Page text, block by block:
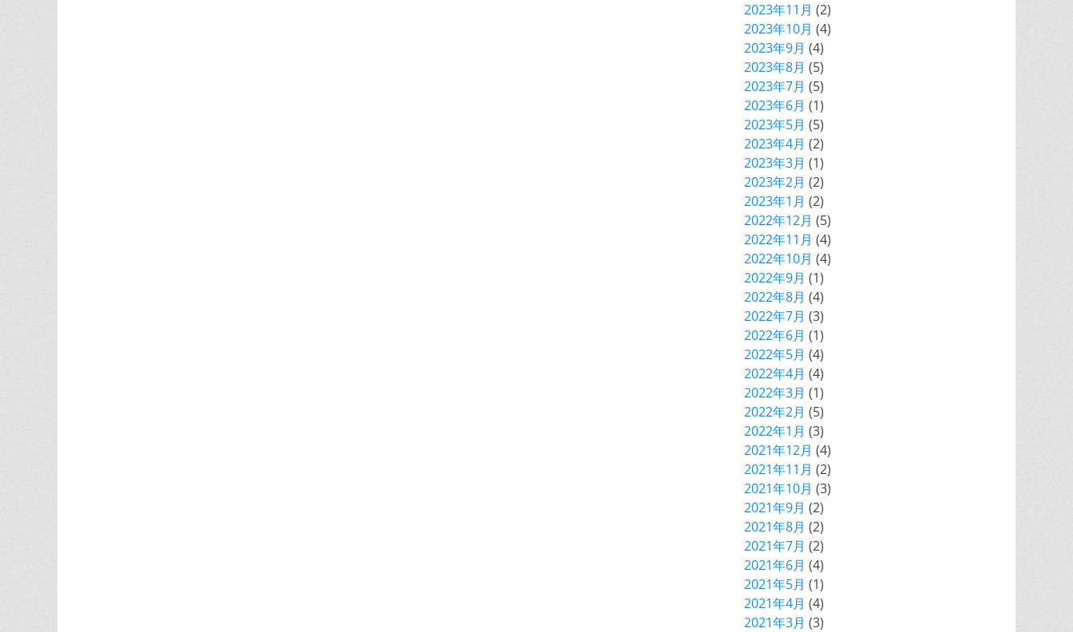
2023年11月 (2)
2023年10月 (4)
2023年9月 (4)
2023年8月 (5)
2023年7月 (5)
2023年6月 (1)
2023年5月 (5)
2023年4月 (2)
2023年3月 (1)
2023年2月 (2)
2023年1月 (2)
2022年12月 (5)
2022年11月 (4)
2022年10月 (4)
2022年9月 (1)
2022年8月 (4)
2022年7月 (3)
2022年6月 (1)
2022年5月 (4)
2022年4月 (4)
2022年3月 (1)
2022年2月 (5)
2022年1月 (3)
2021年12月 (4)
2021年11月 (2)
2021年10月 (3)
2021年9月 (2)
2021年8月 (2)
2021年7月 (2)
2021年6月 (4)
2021年5月 (1)
2021年4月 (4)
2021年3月 (3)